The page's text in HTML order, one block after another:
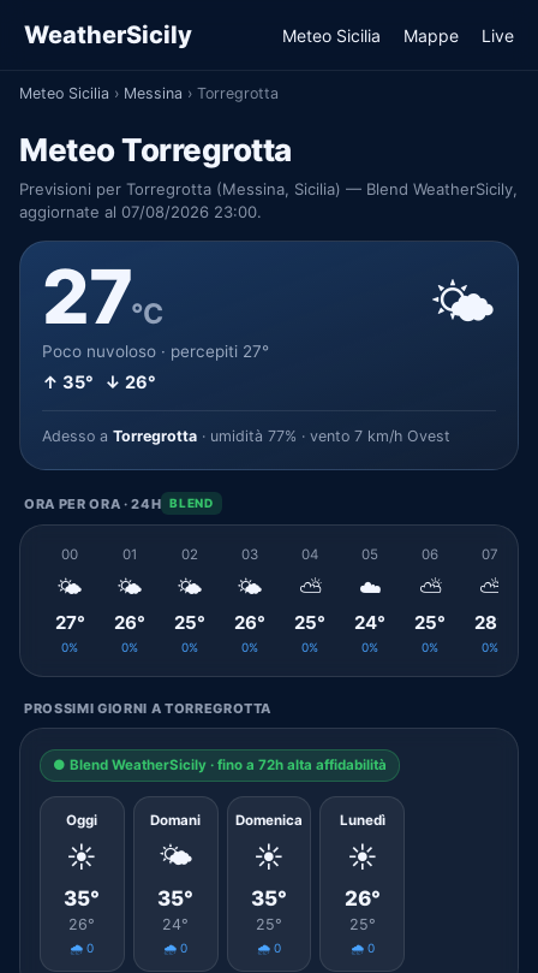
WeatherSicily Meteo Sicilia Mappe Live
Meteo Sicilia › Messina › Torregrotta
Meteo Torregrotta
Previsioni per Torregrotta (Messina, Sicilia) — Blend WeatherSicily,
aggiornate al 07/08/2026 23:00.
27°C
Poco nuvoloso · percepiti 27°
↑ 35° ↓ 26°
🌤️
Adesso a Torregrotta · umidità 77% · vento 7 km/h Ovest
ORA PER ORA · 24H BLEND
00
🌤️
27°
0%
01
🌤️
26°
0%
02
🌤️
25°
0%
03
🌤️
26°
0%
04
⛅
25°
0%
05
☁️
24°
0%
06
⛅
25°
0%
07
⛅
28°
0%
PROSSIMI GIORNI A TORREGROTTA
● Blend WeatherSicily · fino a 72h alta affidabilità
Oggi
☀️
35°
26°
🌧️ 0
Domani
🌤️
35°
24°
🌧️ 0
Domenica
☀️
35°
25°
🌧️ 0
Lunedì
☀️
26°
25°
🌧️ 0